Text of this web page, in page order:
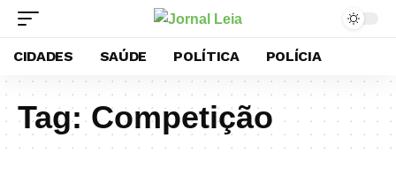
CIDADES SAÚDE POLÍTICA POLÍCIA
Tag:Competição